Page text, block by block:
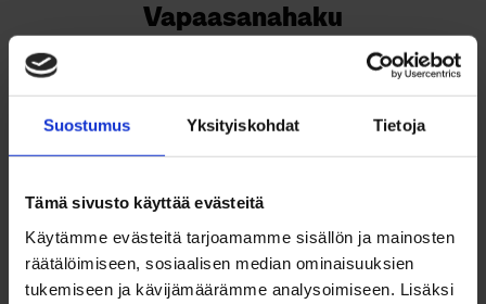
Suostumus Yksityiskohdat Tietoja
Tämä sivusto käyttää evästeitä
Käytämme evästeitä tarjoamamme sisällön ja mainosten
räätälöimiseen, sosiaalisen median ominaisuuksien
tukemiseen ja kävijämäärämme analysoimiseen. Lisäksi
Vapaasanahaku
apua työnhakuun, työnhaku, työnhakupaja